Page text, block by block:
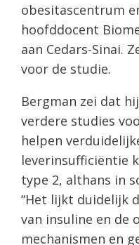
obesitascentrum
hoofddocent
aan Cedars-Sinai.
voor de studie.
Bergman zei dat
verdere studies
helpen
leverinsufficiëntie
type 2, althans in
“Het lijkt duidelijk
van insuline en de
mechanismen en